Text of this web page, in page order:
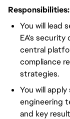
Responsibilities:
You will lead
EA's security
central
compliance
strategies.
You will
engineering
and key